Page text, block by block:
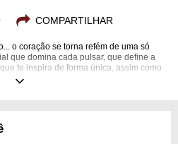
COMPARTILHAR
o coração se torna refém de uma só
que domina cada pulsar, que define a
te inspira de forma única, assim como
se e declare-se ao seu amor!